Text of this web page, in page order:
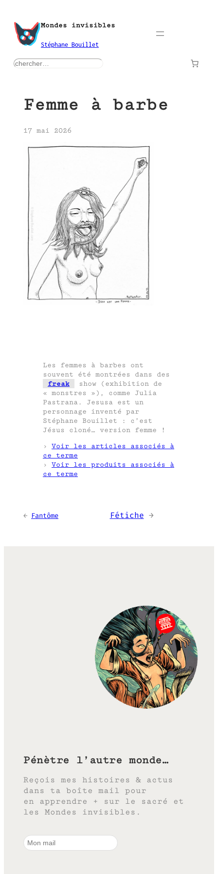
contenu
Mondes invisibles
Stéphane Bouillet
rechercher
Femme à barbe
17 mai 2026
Les femmes à barbes ont
souvent été montrées dans des
freak
show (exhibition de
« monstres »), comme Julia
Pastrana. Jesusa est un
personnage inventé par
Stéphane Bouillet : c’est
Jésus cloné… version femme !
› Voir les articles associés à
ce terme
› Voir les produits associés à
ce terme
← Fantôme Fétiche →
Pénètre l’autre monde…
Reçois mes histoires & actus
dans ta boîte mail pour
en apprendre + sur le sacré et
les Mondes invisibles.